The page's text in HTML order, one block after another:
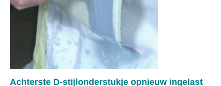
Achterste D-stijlonderstukje opnieuw ingelast